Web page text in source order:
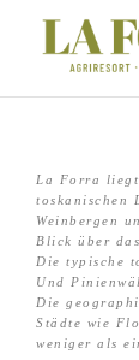
La Forra liegt
toskanischen
Weinbergen
Blick über
Die typische
Und
Die
Städte wie
weniger als